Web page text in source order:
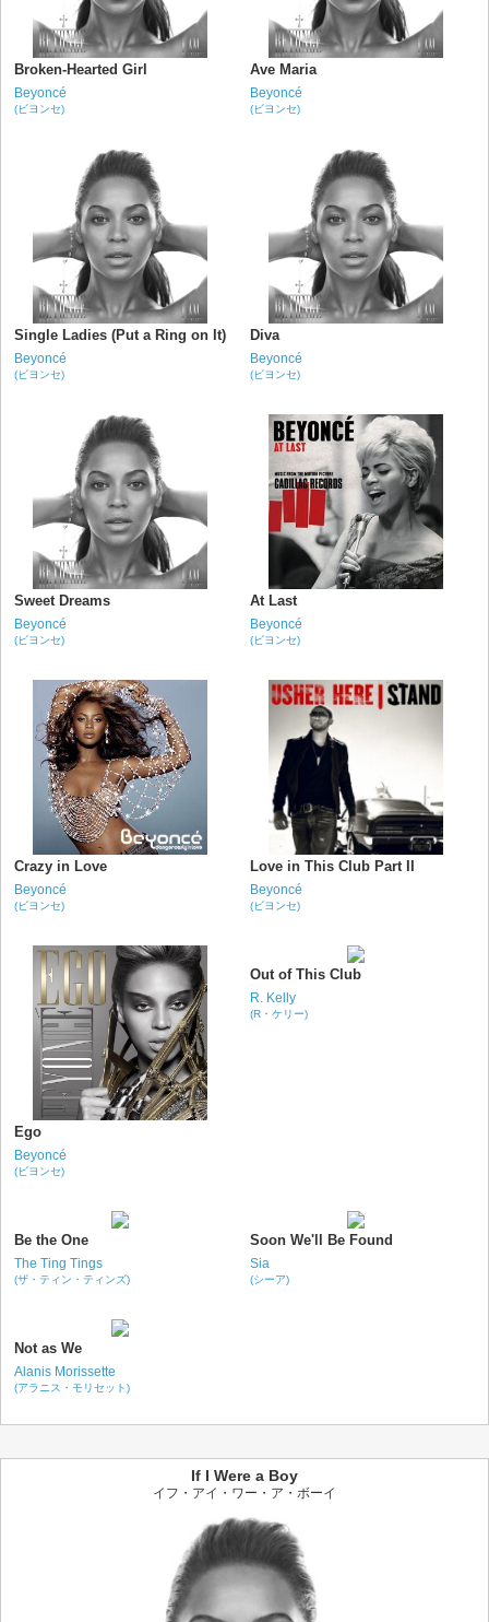
Broken-Hearted Girl
Beyoncé
(ビヨンセ)
Ave Maria
Beyoncé
(ビヨンセ)
Single Ladies (Put a Ring on It)
Beyoncé
(ビヨンセ)
Diva
Beyoncé
(ビヨンセ)
Sweet Dreams
Beyoncé
(ビヨンセ)
At Last
Beyoncé
(ビヨンセ)
Crazy in Love
Beyoncé
(ビヨンセ)
Love in This Club Part II
Beyoncé
(ビヨンセ)
Ego
Beyoncé
(ビヨンセ)
Out of This Club
R. Kelly
(R・ケリー)
Be the One
The Ting Tings
(ザ・ティン・ティンズ)
Soon We'll Be Found
Sia
(シーア)
Not as We
Alanis Morissette
(アラニス・モリセット)
If I Were a Boy
イフ・アイ・ワー・ア・ボーイ